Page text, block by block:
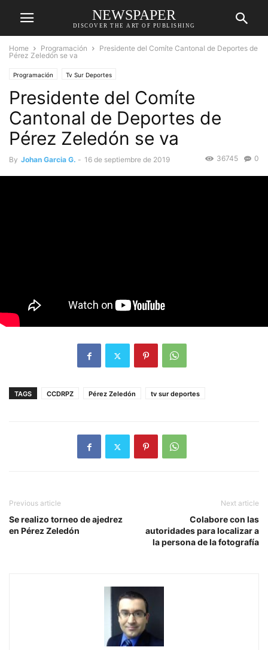
NEWSPAPER
DISCOVER THE ART OF PUBLISHING
Home Programación
Presidente del Comíte Cantonal de Deportes de
Pérez Zeledón se va
Programación Tv Sur Deportes
Presidente del Comíte
Cantonal de Deportes de
Pérez Zeledón se va
By Johan Garcia G. - 16 de septiembre de 2019 0
36745
TAGS CCDRPZ Pérez Zeledón tv sur deportes
Previous article
Se realizo torneo de ajedrez
en Pérez Zeledón
Next article
Colabore con las
autoridades para localizar a
la persona de la fotografía